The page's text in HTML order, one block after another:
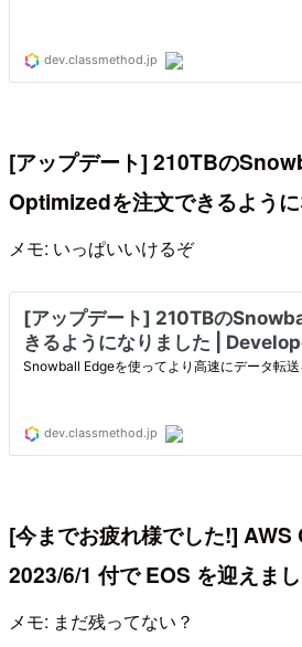
[アップデート] 210TBの
Optimizedを注文できるよう
メモ: いっぱいいけるぞ
[今までお疲れ様でした!] AWS
2023/6/1 付で EOS を迎えま
メモ: まだ残ってない？